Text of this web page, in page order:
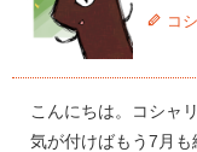
コ
こんにちは。コシャリ
気が付けばもう7月も